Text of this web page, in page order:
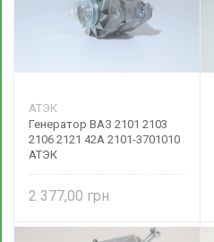
АТЭК
Генератор ВАЗ 2101 2103
2106 2121 42А 2101-3701010
АТЭК
2 377,00